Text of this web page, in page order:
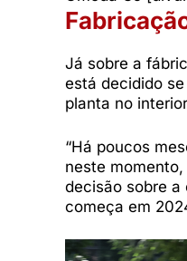
Já sobre a
está decidido
planta no
“Há poucos
neste
decisão sobre a
começa em